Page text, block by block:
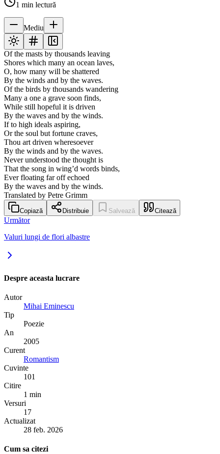
1 min lectură
Mediu
Of the masts by thousands leaving
Shores which many an ocean laves,
O, how many will be shattered
By the winds and by the waves.
Of the birds by thousands wandering
Many a one a grave soon finds,
While still hopeful it is driven
By the waves and by the winds.
If to high ideals aspiring,
Or the soul but fortune craves,
Thou art driven wheresoever
By the winds and by the waves.
Never understood the thought is
That the song in wing’d words binds,
Ever floating far off echoed
By the waves and by the winds.
Translated by Petre Grimm
Copiază Distribuie Salvează Citează
Următor
Valuri lungi de flori albastre
Despre aceasta lucrare
Autor
Mihai Eminescu
Tip
Poezie
An
2005
Curent
Romantism
Cuvinte
101
Citire
1 min
Versuri
17
Actualizat
28 feb. 2026
Cum sa citezi